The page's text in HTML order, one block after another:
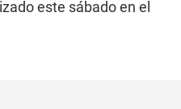
este sábado en el